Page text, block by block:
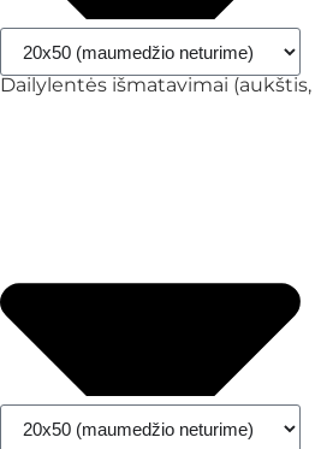
Dailylentės išmatavimai